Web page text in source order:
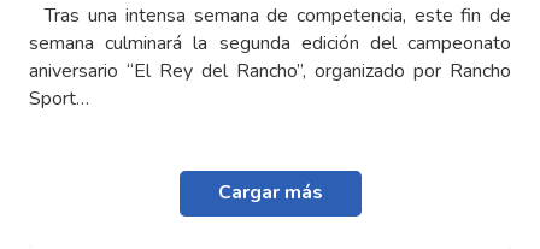
Tras una intensa semana de competencia, este fin de
semana culminará la segunda edición del campeonato
aniversario “El Rey del Rancho”, organizado por Rancho
Sport…
Cargar más